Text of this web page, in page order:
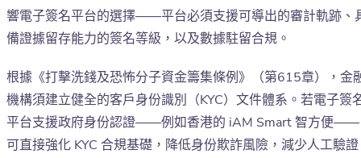
響電子簽名平台的選擇——平台必須支援可導出的審計軌跡、
備證據留存能力的簽名等級，以及數據駐留合規。
根據《打擊洗錢及恐怖分子資金籌集條例》（第615章），金
機構須建立健全的客戶身份識別（KYC）文件體系。若電子簽
平台支援政府身份認證——例如香港的 iAM Smart 智方便——
可直接強化 KYC 合規基礎，降低身份欺詐風險，減少人工驗證